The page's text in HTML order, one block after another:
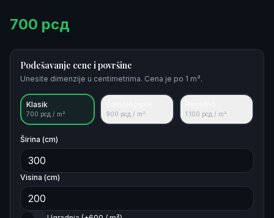
700 рсд
Podešavanje cene i površine
Unesite dimenzije u centimetrima. Cena je po 1 m².
Klasik
700 рсд / m² 900 рсд / m² 1.100 рсд / m²
Širina (cm)
Visina (cm)